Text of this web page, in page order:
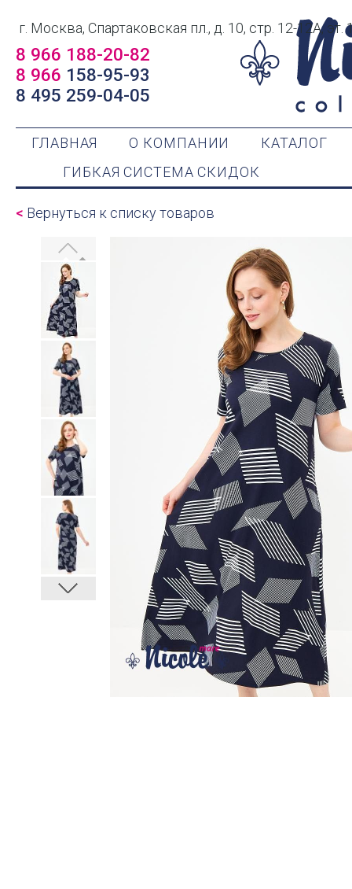
г. Москва, Спартаковская пл., д. 10, стр. 12-12А, эт.
8 966 188-20-82
8 966 158-95-93
8 495 259-04-05
ГЛАВНАЯ О КОМПАНИИ
КАТАЛОГ
ГИБКАЯ СИСТЕМА СКИДОК
< Вернуться к списку товаров